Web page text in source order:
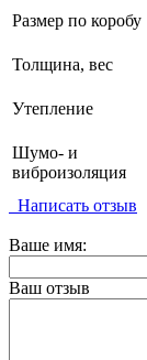
Размер по коробу
Толщина, вес
Утепление
Шумо- и
виброизоляция
Написать отзыв
Ваше имя:
Ваш отзыв